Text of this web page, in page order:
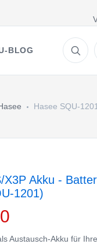
BLOG
Hasee SQU-
X3P Akku -
1201)
Austausch-Akku für